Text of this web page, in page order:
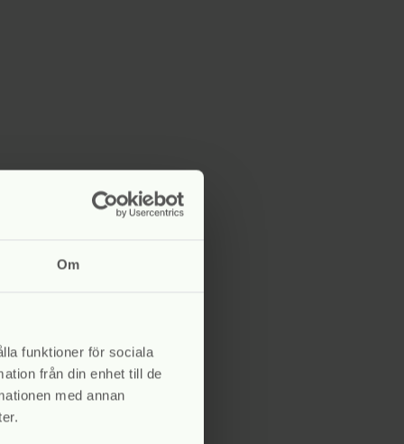
Om
funktioner för sociala
från din enhet till de
med annan